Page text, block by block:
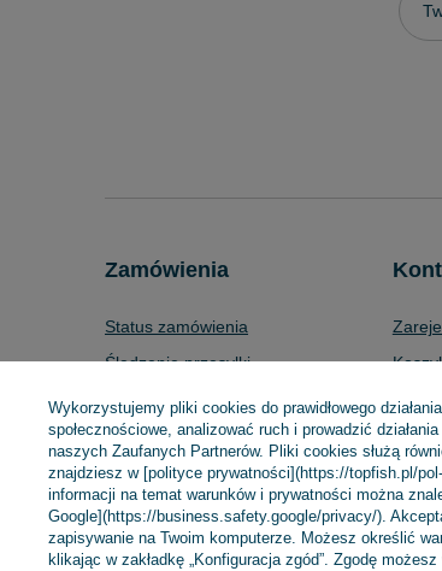
Zamówienia
Status zamówienia
Śledzenie przesyłki
Chcę zareklamować produkt
Chcę zwrócić produkt
Chcę wymienić towar
Kontakt
Listy
Lista
Moje
Wykorzystujemy pliki cookies do prawidłowego
społecznościowe, analizować ruch i prowadzić
naszych Zaufanych Partnerów. Pliki cookies służą
znajdziesz w [polityce prywatności](https://topfish.pl/
informacji na temat warunków i prywatności można
Google](https://business.safety.google/privacy/).
zapisywanie na Twoim komputerze. Możesz określić
klikając w zakładkę „Konfiguracja zgód”. Zgodę